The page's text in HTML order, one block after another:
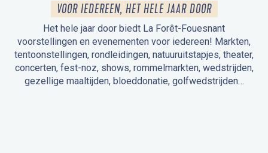
VOOR IEDEREEN, HET HELE JAAR DOOR
Het hele jaar door biedt La Forêt-Fouesnant
voorstellingen en evenementen voor iedereen! Markten,
tentoonstellingen, rondleidingen, natuuruitstapjes, theater,
concerten, fest-noz, shows, rommelmarkten, wedstrijden,
gezellige maaltijden, bloeddonatie, golfwedstrijden…